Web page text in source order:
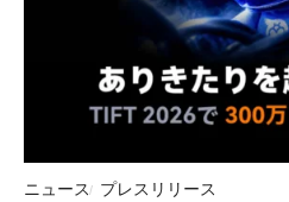
ニュース プレスリリース